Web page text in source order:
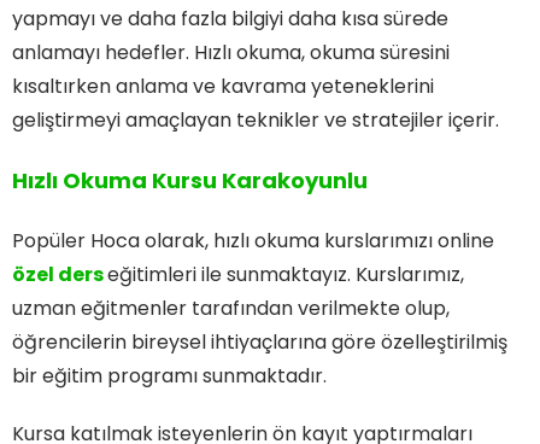
yapmayı ve daha fazla bilgiyi daha kısa sürede
anlamayı hedefler. Hızlı okuma, okuma süresini
kısaltırken anlama ve kavrama yeteneklerini
geliştirmeyi amaçlayan teknikler ve stratejiler içerir.
Hızlı Okuma Kursu Karakoyunlu
Popüler Hoca olarak, hızlı okuma kurslarımızı online
özel derseğitimleri ile sunmaktayız. Kurslarımız,
uzman eğitmenler tarafından verilmekte olup,
öğrencilerin bireysel ihtiyaçlarına göre özelleştirilmiş
bir eğitim programı sunmaktadır.
Kursa katılmak isteyenlerin ön kayıt yaptırmaları